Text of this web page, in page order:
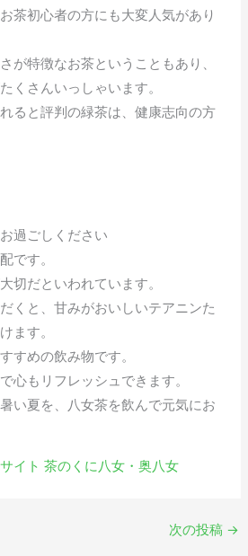
茶初心者の方にも大変人気があり
が特徴なお茶ということもあり、
くさんいっしゃいます。
ると評判の緑茶は、健康志向の方
過ごしください
です。
切だといわれています。
くと、甘みがおいしいテアニンた
ます。
すめの飲み物です。
心もリフレッシュできます。
い夏を、八女茶を飲んで元気にお
イト 茶のくに八女・奥八女
次の投稿 →